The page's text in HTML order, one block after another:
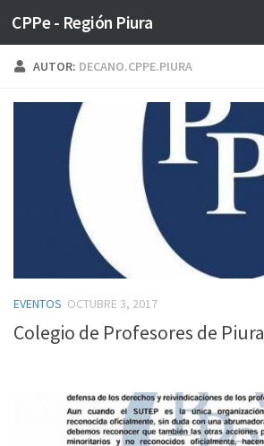
Saltar al contenido
CPPe - Región Piura
AUTOR: DECANO.CPPE.PIURA
EVENTOS OCTUBRE 3, 2017
Colegio de Profesores de Piura